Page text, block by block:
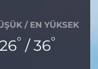
/ EN YÜKSEK
26° / 36°